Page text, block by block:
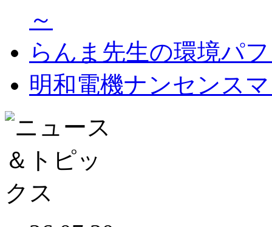
～
らんま先生の環境パ
明和電機ナンセンス